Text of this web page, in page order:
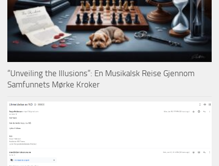
“Unveiling the Illusions”: En Musikalsk Reise Gjennom
Samfunnets Mørke Kroker